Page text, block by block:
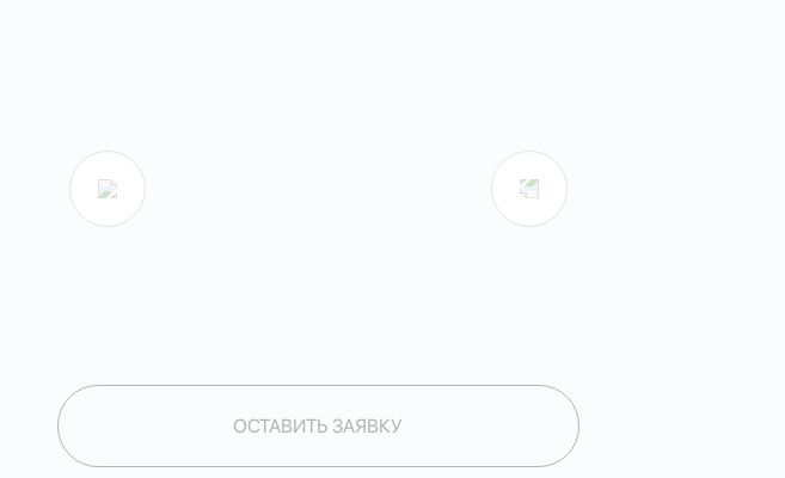
ОСТАВИТЬ ЗАЯВКУ